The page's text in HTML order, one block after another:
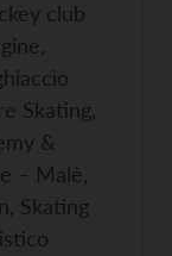
club
Skating,
&
– Malè,
Skating